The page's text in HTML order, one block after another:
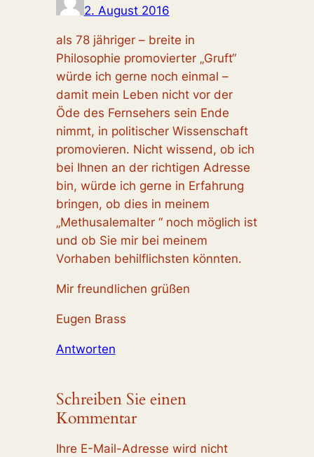
2. August 2016
als 78 jähriger – breite in
Philosophie promovierter „Gruft“
würde ich gerne noch einmal –
damit mein Leben nicht vor der
Öde des Fernsehers sein Ende
nimmt, in politischer Wissenschaft
promovieren. Nicht wissend, ob ich
bei Ihnen an der richtigen Adresse
bin, würde ich gerne in Erfahrung
bringen, ob dies in meinem
„Methusalemalter “ noch möglich ist
und ob Sie mir bei meinem
Vorhaben behilflichsten könnten.
Mir freundlichen grüßen
Eugen Brass
Antworten
Schreiben Sie einen
Kommentar
Ihre E-Mail-Adresse wird nicht